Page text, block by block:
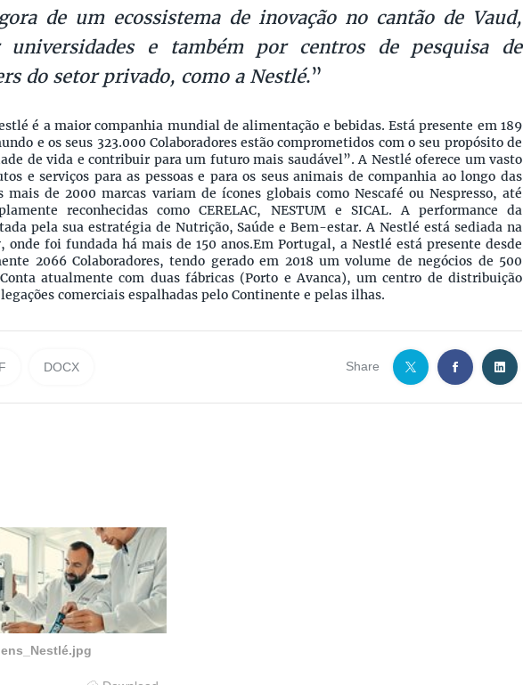
de um ecossistema de inovação no cantão de Vaud,
universidades e também por centros de pesquisa de
do setor privado, como a Nestlé.”
é a maior companhia mundial de alimentação e bebidas. Está presente em 189
e os seus 323.000 Colaboradores estão comprometidos com o seu propósito de
de vida e contribuir para um futuro mais saudável”. A Nestlé oferece um vasto
e serviços para as pessoas e para os seus animais de companhia ao longo das
mais de 2000 marcas variam de ícones globais como Nescafé ou Nespresso, até
reconhecidas como CERELAC, NESTUM e SICAL. A performance da
pela sua estratégia de Nutrição, Saúde e Bem-estar. A Nestlé está sediada na
onde foi fundada há mais de 150 anos.Em Portugal, a Nestlé está presente desde
2066 Colaboradores, tendo gerado em 2018 um volume de negócios de 500
atualmente com duas fábricas (Porto e Avanca), um centro de distribuição
comerciais espalhadas pelo Continente e pelas ilhas.
DOCX Share